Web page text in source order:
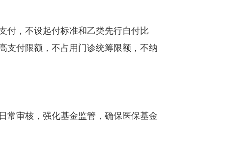
，不设起付标准和乙类先行自付比
支付限额，不占用门诊统筹限额，不纳
审核，强化基金监管，确保医保基金